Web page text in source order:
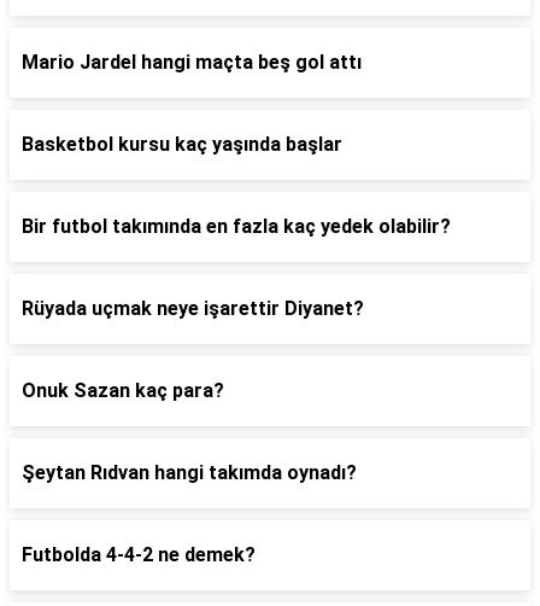
Mario Jardel hangi maçta beş gol attı
Basketbol kursu kaç yaşında başlar
Bir futbol takımında en fazla kaç yedek olabilir?
Rüyada uçmak neye işarettir Diyanet?
Onuk Sazan kaç para?
Şeytan Rıdvan hangi takımda oynadı?
Futbolda 4-4-2 ne demek?